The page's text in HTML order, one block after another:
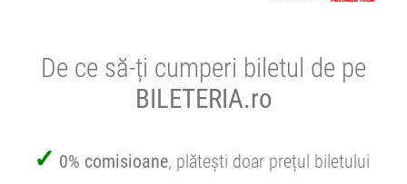
De ce să-ți cumperi biletul de pe
BILETERIA.ro
0% comisioane, plătești doar prețul biletului